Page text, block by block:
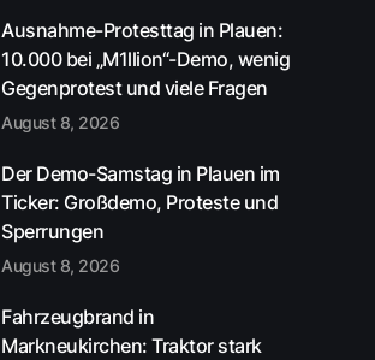
Ausnahme-Protesttag in Plauen:
10.000 bei „M1llion“-Demo, wenig
Gegenprotest und viele Fragen
August 8, 2026
Der Demo-Samstag in Plauen im
Ticker: Großdemo, Proteste und
Sperrungen
August 8, 2026
Fahrzeugbrand in
Markneukirchen: Traktor stark